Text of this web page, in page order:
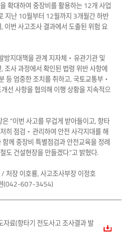
확대하여 중장비를 활용하는 12개 사업
지난 10월부터 12월까지 3개월간 하반
이번 사고조사 결과에서 도출된 위험 요
방지대책을 관계 지자체‧유관기관 및
조사 과정에서 확인된 법령 위반 사항에
등 엄중한 조치를 취하고, 국토교통부‧
선 사항을 협의해 이행 상황을 지속적으
“이번 사고를 무겁게 받아들이고, 항타
히 점검‧관리하여 안전 사각지대를 해
함께 중장비 특별점검과 안전교육을 정례
도 건설현장을 만들겠다.”고 밝혔다.
처장 이호룡, 사고조사부장 이정호
(042-607-3454)
료(항타기 전도사고 조사결과 발